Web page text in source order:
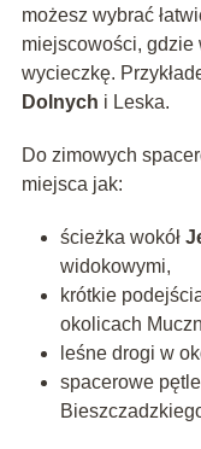
możesz wybrać
miejscowości, gdzie
wycieczkę.
Dolnych i Leska.
Do zimowych
miejsca jak:
ścieżka wokół
widokowymi,
krótkie
okolicach
leśne drogi w
spacerowe